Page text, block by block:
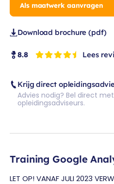
Training Google
LET OP! VANAF JULI 2023
Als maatwerk aanvragen
Download brochure (pdf)
8.8 Lees
Krijg direct
Advies nodig? Bel direct
opleidingsadviseurs.